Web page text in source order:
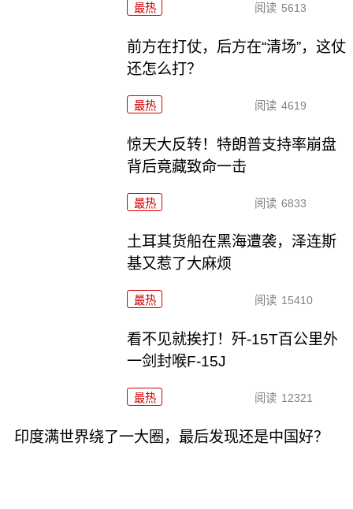
最热 阅读 5613
前方在打仗，后方在“清场”，这仗
还怎么打？
最热 阅读 4619
惊天大反转！特朗普支持率崩盘
背后竟藏致命一击
最热 阅读 6833
土耳其货船在黑海遭袭，泽连斯
基又惹了大麻烦
最热 阅读 15410
看不见就挨打！歼-15T百公里外
一剑封喉F-15J
最热 阅读 12321
印度满世界绕了一大圈，最后发现还是中国好？